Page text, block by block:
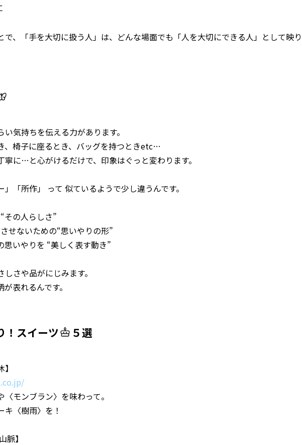
で、「手を大切に扱う人」は、どんな場面でも「人を大切にできる人」として映り
気持ちを伝える力があります。
、椅子に座るとき、バッグを持つときetc…
に…と心がけるだけで、印象はぐっと変わります。
「所作」 って 似ているようで少し違うんです。
の人らしさ”
せないための“思いやりの形”
いやりを “美しく表す動き”
さや品がにじみます。
表れるんです。
！スイーツ ５選
モンブラン〉を味わって。
〈樹雨〉を！
脈】